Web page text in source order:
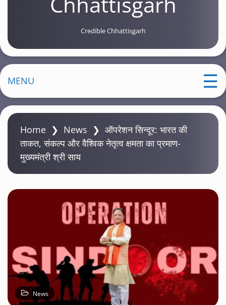
Credible Chhattisgarh
MENU
Home ❯ News ❯ ऑपरेशन सिन्दूर: भारत की
ताकत, संकल्प और वैश्विक नेतृत्व क्षमता का प्रमाण-
मुख्यमंत्री श्री साय
News